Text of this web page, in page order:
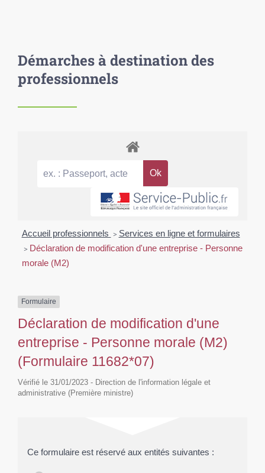
Démarches à destination des
professionnels
Accueil professionnels > Services en ligne et formulaires
> Déclaration de modification d'une entreprise - Personne
morale (M2)
Formulaire
Déclaration de modification d'une
entreprise - Personne morale (M2)
(Formulaire 11682*07)
Vérifié le 31/01/2023 - Direction de l'information légale et
administrative (Première ministre)
Ce formulaire est réservé aux entités suivantes :